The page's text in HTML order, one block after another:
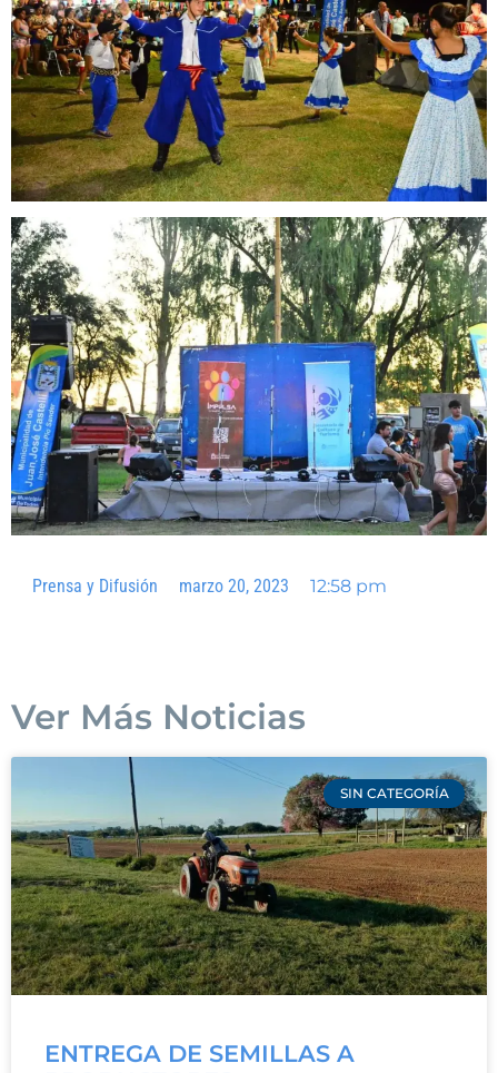
Prensa y Difusión marzo 20, 2023 12:58 pm
Ver Más Noticias
SIN CATEGORÍA
ENTREGA DE SEMILLAS A